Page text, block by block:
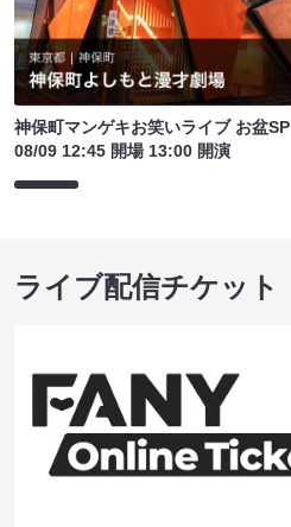
神保町マンゲキお笑いライブ お盆SP
08/09 12:45 開場 13:00 開演
ライブ配信チケット